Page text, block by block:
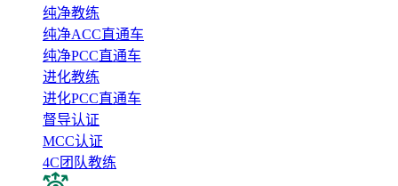
纯净教练
纯净ACC直通车
纯净PCC直通车
进化教练
进化PCC直通车
督导认证
MCC认证
4C团队教练